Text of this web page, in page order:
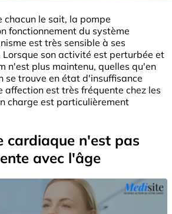
chacun le sait, la pompe
fonctionnement du système
est très sensible à ses
son activité est perturbée et
n'est plus maintenu, quelles qu'en
se trouve en état d'insuffisance
affection est très fréquente chez les
charge est particulièrement
cardiaque n'est pas
avec l'âge